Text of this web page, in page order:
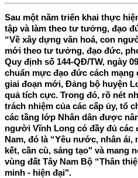
Sau một năm triển khai thực
tập và làm theo tư tưởng, đạo
“Về xây dựng văn hoá, con
mới theo tư tưởng, đạo đức,
Quy định số 144-QĐ/TW, ngày
chuẩn mực đạo đức cách mạng
giai đoạn mới, Đảng bộ huyện
quả tích cực. Trong đó, rõ nét
trách nhiệm của các cấp ủy, tổ
các tầng lớp Nhân dân được
người Vĩnh Long có đầy đủ
Nam, đó là “Yêu nước, nhân
kết, cần cù, sáng tạo" và mang
vùng đất Tây Nam Bộ “Thân
minh - hiện đại".